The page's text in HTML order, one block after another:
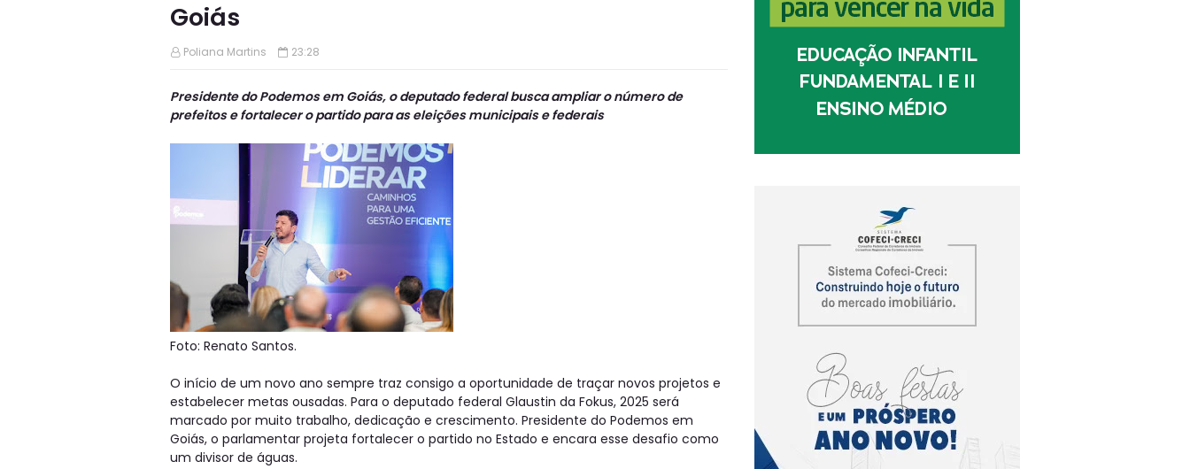
Goiás
Poliana Martins 23:28
Presidente do Podemos em Goiás, o deputado federal busca ampliar o número de
prefeitos e fortalecer o partido para as eleições municipais e federais
Foto: Renato Santos.
O início de um novo ano sempre traz consigo a oportunidade de traçar novos projetos e
estabelecer metas ousadas. Para o deputado federal Glaustin da Fokus, 2025 será
marcado por muito trabalho, dedicação e crescimento. Presidente do Podemos em
Goiás, o parlamentar projeta fortalecer o partido no Estado e encara esse desafio como
um divisor de águas.